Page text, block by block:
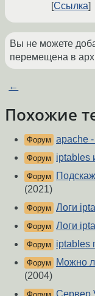
Ссылка
Вы не можете
перемещена в
←
Похожие
Форум apache
Форум iptables
Форум
(2021)
Форум Логи
Форум Логи
Форум iptables
Форум
Можно
(2004)
Сервер